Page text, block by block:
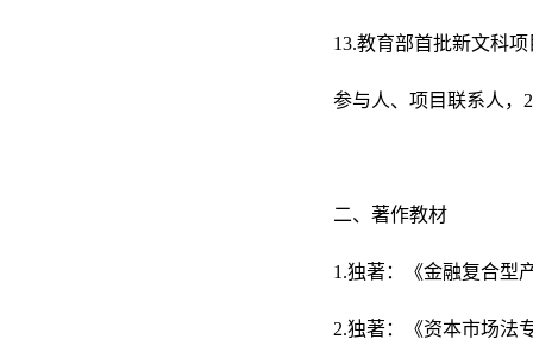
13.教育部首批新文科
参与人、项目联系人，
二、著作教材
1.独著：《金融复合型
2.独著：《资本市场法